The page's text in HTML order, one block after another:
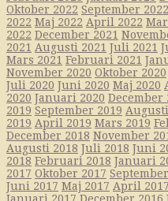
Oktober 2022 September 2022
2022 Maj 2022 April 2022
2022 December 2021
2021 Augusti 2021 Juli 2021
Mars 2021 Februari 2021
November 2020 Oktober 2020
Juli 2020 Juni 2020 Maj 2020
2020 Januari 2020 December
2019 September 2019
2019 April 2019 Mars 2019
December 2018 November
Augusti 2018 Juli 2018 Juni
2018 Februari 2018 Januari
2017 Oktober 2017
Juni 2017 Maj 2017 April 2017